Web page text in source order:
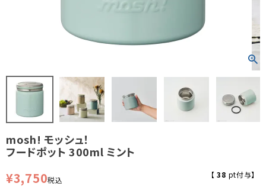
mosh! モッシュ！
フードポット 300ml ミント
¥3,750税込
【 38 pt付与】